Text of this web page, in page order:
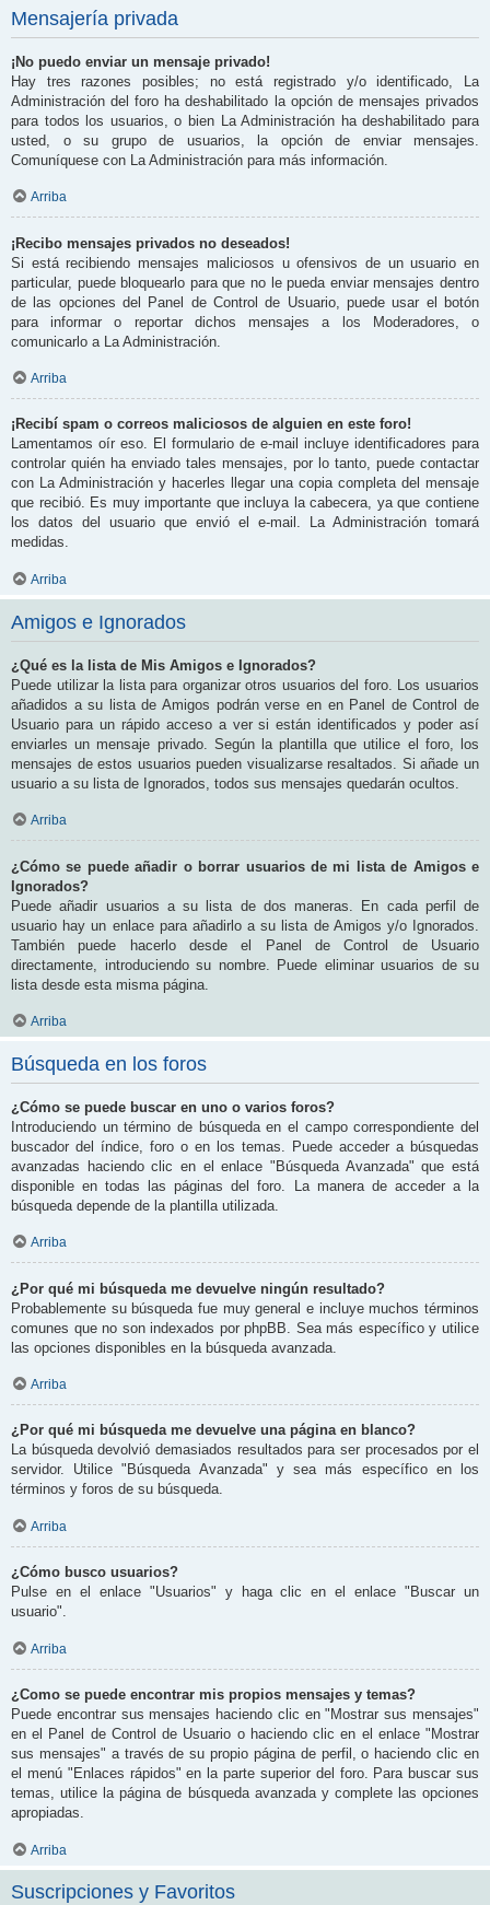
Mensajería privada
¡No puedo enviar un mensaje privado!
Hay tres razones posibles; no está registrado y/o identificado, La
Administración del foro ha deshabilitado la opción de mensajes privados
para todos los usuarios, o bien La Administración ha deshabilitado para
usted, o su grupo de usuarios, la opción de enviar mensajes.
Comuníquese con La Administración para más información.
Arriba
¡Recibo mensajes privados no deseados!
Si está recibiendo mensajes maliciosos u ofensivos de un usuario en
particular, puede bloquearlo para que no le pueda enviar mensajes dentro
de las opciones del Panel de Control de Usuario, puede usar el botón
para informar o reportar dichos mensajes a los Moderadores, o
comunicarlo a La Administración.
Arriba
¡Recibí spam o correos maliciosos de alguien en este foro!
Lamentamos oír eso. El formulario de e-mail incluye identificadores para
controlar quién ha enviado tales mensajes, por lo tanto, puede contactar
con La Administración y hacerles llegar una copia completa del mensaje
que recibió. Es muy importante que incluya la cabecera, ya que contiene
los datos del usuario que envió el e-mail. La Administración tomará
medidas.
Arriba
Amigos e Ignorados
¿Qué es la lista de Mis Amigos e Ignorados?
Puede utilizar la lista para organizar otros usuarios del foro. Los usuarios
añadidos a su lista de Amigos podrán verse en en Panel de Control de
Usuario para un rápido acceso a ver si están identificados y poder así
enviarles un mensaje privado. Según la plantilla que utilice el foro, los
mensajes de estos usuarios pueden visualizarse resaltados. Si añade un
usuario a su lista de Ignorados, todos sus mensajes quedarán ocultos.
Arriba
¿Cómo se puede añadir o borrar usuarios de mi lista de Amigos e
Ignorados?
Puede añadir usuarios a su lista de dos maneras. En cada perfil de
usuario hay un enlace para añadirlo a su lista de Amigos y/o Ignorados.
También puede hacerlo desde el Panel de Control de Usuario
directamente, introduciendo su nombre. Puede eliminar usuarios de su
lista desde esta misma página.
Arriba
Búsqueda en los foros
¿Cómo se puede buscar en uno o varios foros?
Introduciendo un término de búsqueda en el campo correspondiente del
buscador del índice, foro o en los temas. Puede acceder a búsquedas
avanzadas haciendo clic en el enlace "Búsqueda Avanzada" que está
disponible en todas las páginas del foro. La manera de acceder a la
búsqueda depende de la plantilla utilizada.
Arriba
¿Por qué mi búsqueda me devuelve ningún resultado?
Probablemente su búsqueda fue muy general e incluye muchos términos
comunes que no son indexados por phpBB. Sea más específico y utilice
las opciones disponibles en la búsqueda avanzada.
Arriba
¿Por qué mi búsqueda me devuelve una página en blanco?
La búsqueda devolvió demasiados resultados para ser procesados por el
servidor. Utilice "Búsqueda Avanzada" y sea más específico en los
términos y foros de su búsqueda.
Arriba
¿Cómo busco usuarios?
Pulse en el enlace "Usuarios" y haga clic en el enlace "Buscar un
usuario".
Arriba
¿Como se puede encontrar mis propios mensajes y temas?
Puede encontrar sus mensajes haciendo clic en "Mostrar sus mensajes"
en el Panel de Control de Usuario o haciendo clic en el enlace "Mostrar
sus mensajes" a través de su propio página de perfil, o haciendo clic en
el menú "Enlaces rápidos" en la parte superior del foro. Para buscar sus
temas, utilice la página de búsqueda avanzada y complete las opciones
apropiadas.
Arriba
Suscripciones y Favoritos